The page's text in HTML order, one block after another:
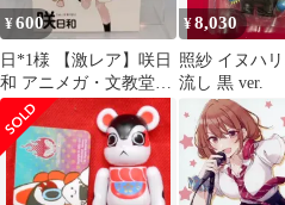
¥600
日*1様 【激レア】咲日
和 アニメガ・文教堂購
入特典 イラストカード
宮永照 花
¥8,030
照紗 イヌハ
流し 黒 ver.